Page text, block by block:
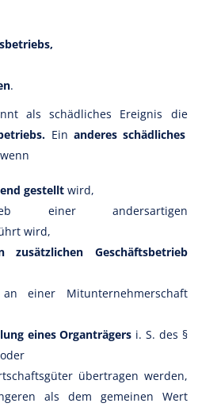
.
als schädliches Ereignis die
Ein anderes schädliches
gestellt wird,
einer andersartigen
wird,
zusätzlichen Geschäftsbetrieb
einer Mitunternehmerschaft
eines Organträgers i. S. des §
übertragen werden,
als dem gemeinen Wert